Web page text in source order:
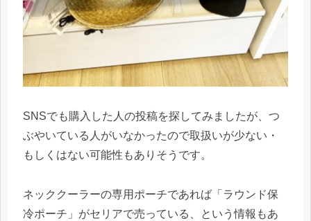
SNSでも購入した人の投稿を探してみましたが、つ
ぶやいている人がいなかったので取扱いが少ない・
もしくはない可能性もありそうです。
ネッククーラーの専用ポーチであれば「ラウンド保
冷ポーチ」がセリアで売っている、という情報もあ